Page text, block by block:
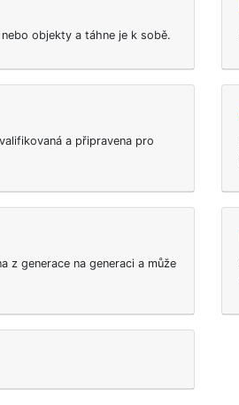
objekty a táhne je k sobě.
a připravena pro
z generace na generaci a může